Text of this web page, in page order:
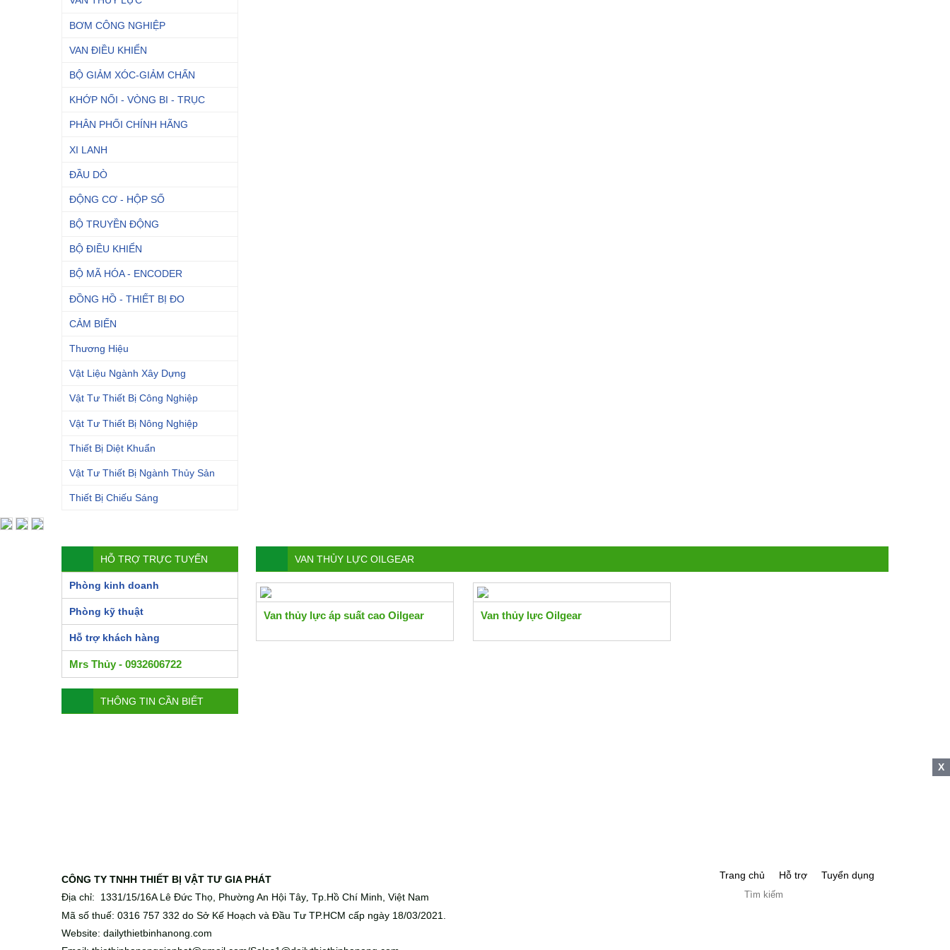
BƠM CÔNG NGHIỆP
VAN ĐIỀU KHIỂN
BỘ GIẢM XÓC-GIẢM CHẤN
KHỚP NỐI - VÒNG BI - TRỤC
PHÂN PHỐI CHÍNH HÃNG
XI LANH
ĐẦU DÒ
ĐỘNG CƠ - HỘP SỐ
BỘ TRUYỀN ĐỘNG
BỘ ĐIỀU KHIỂN
BỘ MÃ HÓA - ENCODER
ĐỒNG HỒ - THIẾT BỊ ĐO
CẢM BIẾN
Thương Hiệu
Vật Liệu Ngành Xây Dựng
Vật Tư Thiết Bị Công Nghiệp
Vật Tư Thiết Bị Nông Nghiệp
Thiết Bị Diệt Khuẩn
Vật Tư Thiết Bị Ngành Thủy Sản
Thiết Bị Chiếu Sáng
HỖ TRỢ TRỰC TUYẾN
Phòng kinh doanh
Phòng kỹ thuật
Hỗ trợ khách hàng
Mrs Thủy - 0932606722
THÔNG TIN CẦN BIẾT
VAN THỦY LỰC OILGEAR
Van thủy lực áp suất cao Oilgear Van thủy lực Oilgear
CÔNG TY TNHH THIẾT BỊ VẬT TƯ GIA PHÁT
Địa chỉ: 1331/15/16A Lê Đức Thọ, Phường An Hội Tây, Tp.Hồ Chí Minh, Việt Nam
Mã số thuế: 0316 757 332 do Sở Kế Hoạch và Đầu Tư TP.HCM cấp ngày 18/03/2021.
Website: dailythietbinhanong.com
Trang chủ Hỗ trợ Tuyển dụng
X